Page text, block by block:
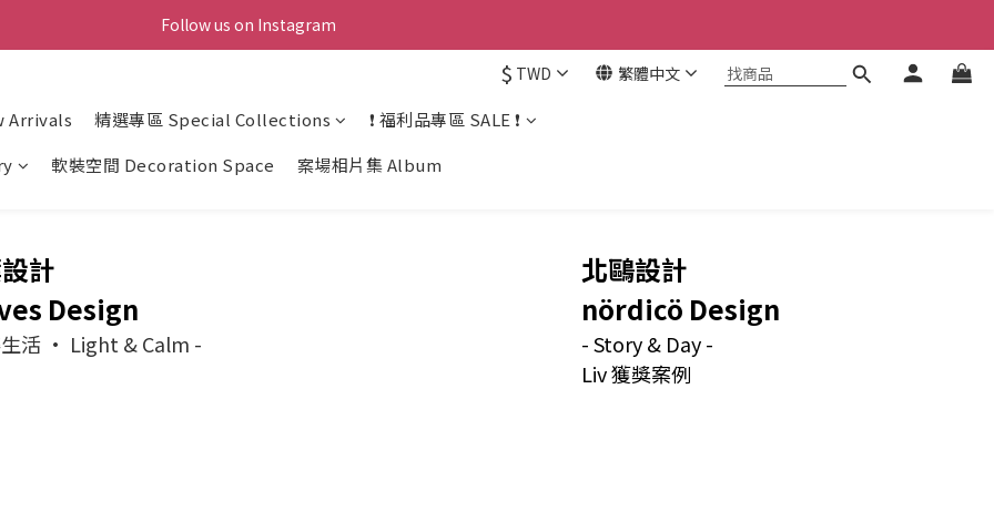
Follow us on Instagram
$ TWD 繁體中文
Arrivals 精選專區 Special Collections
❗ 福利品專區 SALE ❗
軟裝空間 Decoration Space 案場相片集 Album
計
Design
活 · Light & Calm -
北鷗設計
nördicö Design
- Story & Day -
Liv 獲獎案例